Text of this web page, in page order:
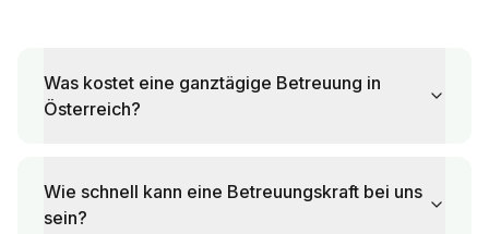
Was kostet eine ganztägige Betreuung in
Österreich?
Wie schnell kann eine Betreuungskraft bei uns
sein?